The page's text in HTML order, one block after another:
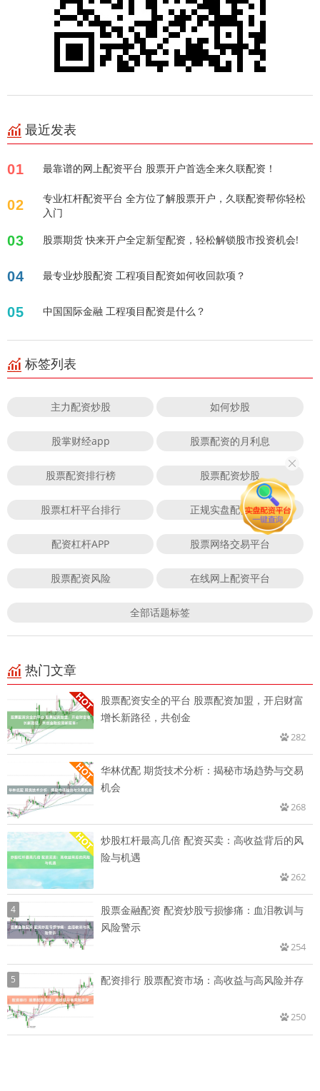
最近发表
01 最靠谱的网上配资平台 股票开户首选全来久联配资！
02
专业杠杆配资平台 全方位了解股票开户，久联配资帮你轻松
入门
03 股票期货 快来开户全定新玺配资，轻松解锁股市投资机会!
04 最专业炒股配资 工程项目配资如何收回款项？
05 中国国际金融 工程项目配资是什么？
标签列表
主力配资炒股 如何炒股
股掌财经app 股票配资的月利息
股票配资排行榜 股票配资炒股
股票杠杆平台排行 正规实盘配资平台
配资杠杆APP 股票网络交易平台
股票配资风险 在线网上配资平台
全部话题标签
热门文章
股票配资安全的平台 股票配资加盟，开启财富
增长新路径，共创金
282
华林优配 期货技术分析：揭秘市场趋势与交易
机会
268
炒股杠杆最高几倍 配资买卖：高收益背后的风
险与机遇
262
4
股票金融配资 配资炒股亏损惨痛：血泪教训与
风险警示
254
5 配资排行 股票配资市场：高收益与高风险并存
250